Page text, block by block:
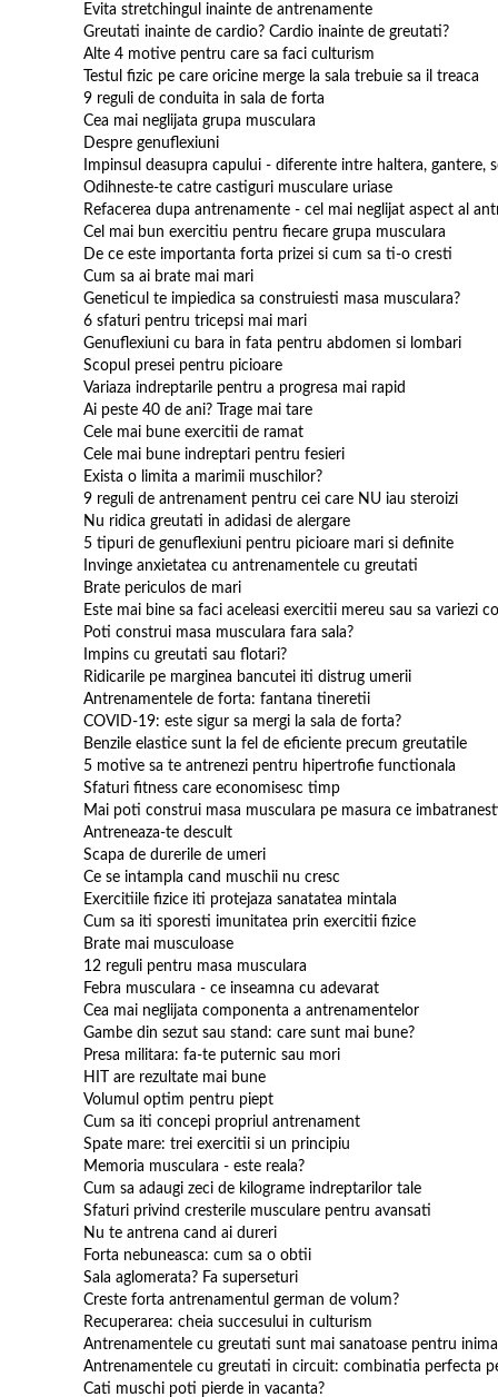
Evita stretchingul inainte de antrenamente
Greutati inainte de cardio? Cardio inainte de greutati?
Alte 4 motive pentru care sa faci culturism
Testul fizic pe care oricine merge la sala trebuie sa il treaca
9 reguli de conduita in sala de forta
Cea mai neglijata grupa musculara
Despre genuflexiuni
Impinsul deasupra capului - diferente intre haltera, gantere,
Odihneste-te catre castiguri musculare uriase
Refacerea dupa antrenamente - cel mai neglijat aspect al
Cel mai bun exercitiu pentru fiecare grupa musculara
De ce este importanta forta prizei si cum sa ti-o cresti
Cum sa ai brate mai mari
Geneticul te impiedica sa construiesti masa musculara?
6 sfaturi pentru tricepsi mai mari
Genuflexiuni cu bara in fata pentru abdomen si lombari
Scopul presei pentru picioare
Variaza indreptarile pentru a progresa mai rapid
Ai peste 40 de ani? Trage mai tare
Cele mai bune exercitii de ramat
Cele mai bune indreptari pentru fesieri
Exista o limita a marimii muschilor?
9 reguli de antrenament pentru cei care NU iau steroizi
Nu ridica greutati in adidasi de alergare
5 tipuri de genuflexiuni pentru picioare mari si definite
Invinge anxietatea cu antrenamentele cu greutati
Brate periculos de mari
Este mai bine sa faci aceleasi exercitii mereu sau sa variezi
Poti construi masa musculara fara sala?
Impins cu greutati sau flotari?
Ridicarile pe marginea bancutei iti distrug umerii
Antrenamentele de forta: fantana tineretii
COVID-19: este sigur sa mergi la sala de forta?
Benzile elastice sunt la fel de eficiente precum greutatile
5 motive sa te antrenezi pentru hipertrofie functionala
Sfaturi fitness care economisesc timp
Mai poti construi masa musculara pe masura ce
Antreneaza-te descult
Scapa de durerile de umeri
Ce se intampla cand muschii nu cresc
Exercitiile fizice iti protejaza sanatatea mintala
Cum sa iti sporesti imunitatea prin exercitii fizice
Brate mai musculoase
12 reguli pentru masa musculara
Febra musculara - ce inseamna cu adevarat
Cea mai neglijata componenta a antrenamentelor
Gambe din sezut sau stand: care sunt mai bune?
Presa militara: fa-te puternic sau mori
HIT are rezultate mai bune
Volumul optim pentru piept
Cum sa iti concepi propriul antrenament
Spate mare: trei exercitii si un principiu
Memoria musculara - este reala?
Cum sa adaugi zeci de kilograme indreptarilor tale
Sfaturi privind cresterile musculare pentru avansati
Nu te antrena cand ai dureri
Forta nebuneasca: cum sa o obtii
Sala aglomerata? Fa superseturi
Creste forta antrenamentul german de volum?
Recuperarea: cheia succesului in culturism
Antrenamentele cu greutati sunt mai sanatoase pentru
Antrenamentele cu greutati in circuit: combinatia perfecta
Cati muschi poti pierde in vacanta?